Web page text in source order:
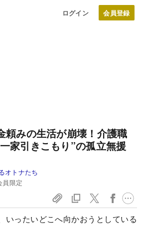
ログイン
みの生活が崩壊！ 介護職
家引きこもり”の孤立無援
オトナたち
員限定
いったいどこへ向かおうとしている